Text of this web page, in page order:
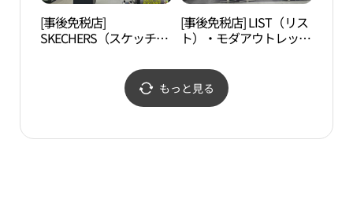
[事後免税店]
SKECHERS（スケッチャ
トインチョン（仁川）店
(스케쳐스 모다아울렛 인
[事後免税店] LIST（リス
ト）・モダアウトレット
(리스트 모다아울렛 인천
점)
もっと見る